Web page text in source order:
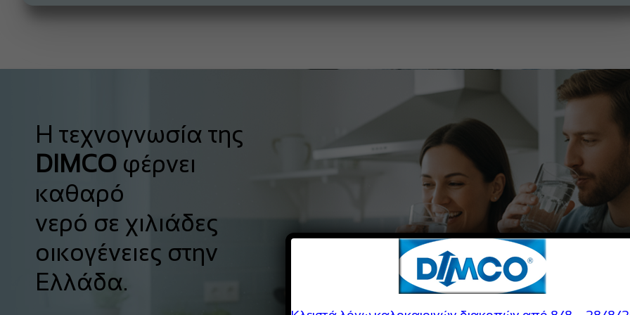
Η τεχνογνωσία της
DIMCO φέρνει
καθαρό
νερό σε χιλιάδες
οικογένειες στην
Ελλάδα.